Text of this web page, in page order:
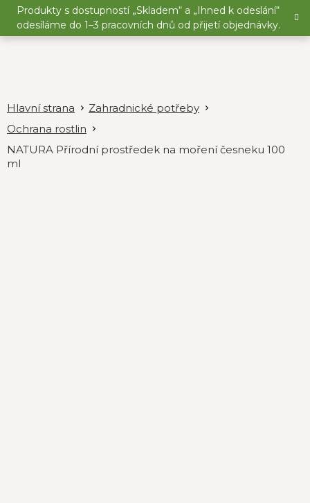
Přejít
obsah
Produkty s dostupností „Skladem“ a „Ihned k odeslání“
odesíláme do 1–3 pracovních dnů od přijetí objednávky.
Zahradnické potřeby
Ochrana rostlin
NATURA Přírodní prostředek na moření česneku 100
ml